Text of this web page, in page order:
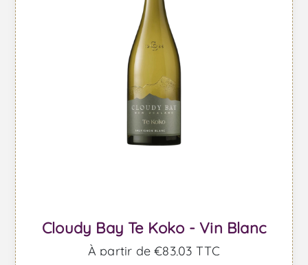
Cloudy Bay Te Koko - Vin Blanc
À partir de €83,03 TTC